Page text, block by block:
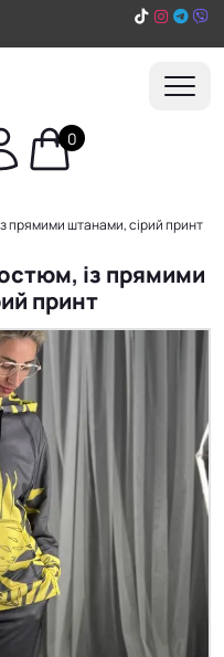
0
прямими штанами, сірий принт
із прямими
принт